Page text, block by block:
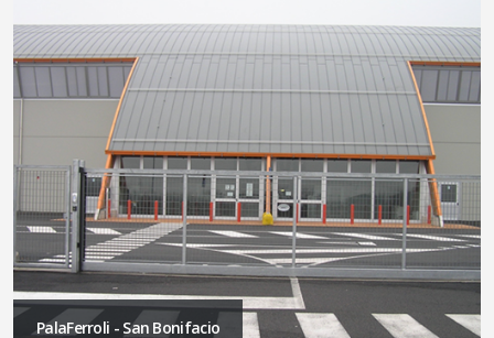
PalaFerroli - San Bonifacio